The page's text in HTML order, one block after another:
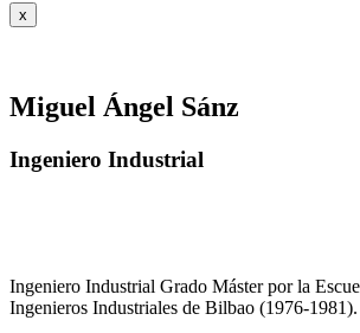
x
Miguel Ángel Sánz
Ingeniero Industrial
Ingeniero Industrial Grado Máster por la
Ingenieros Industriales de Bilbao (1976-1981).